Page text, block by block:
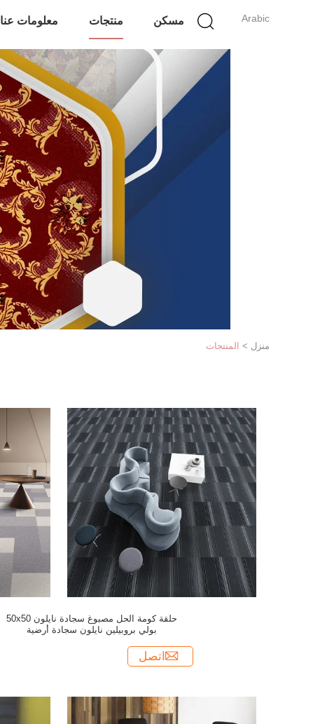
Arabic مسكن منتجات معلومات عنا
منزل > المنتجات
حلقة كومة الحل مصبوغ سجادة نايلون 50x50
بولي بروبيلين نايلون سجادة أرضية
اتصل